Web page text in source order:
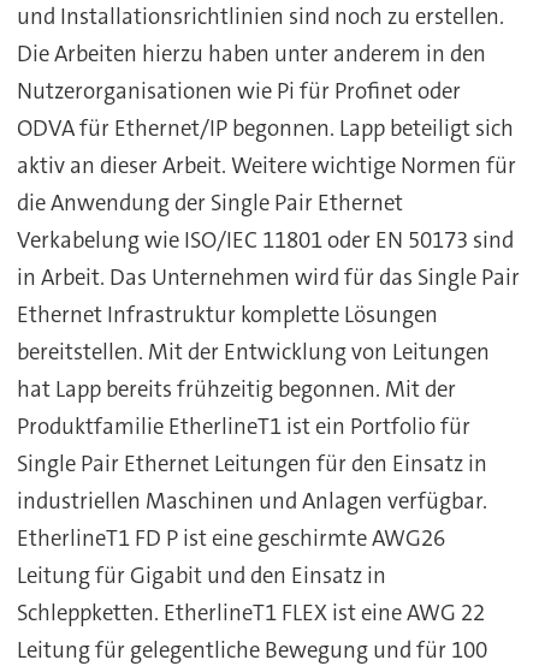
und Installationsrichtlinien sind noch zu erstellen.
Die Arbeiten hierzu haben unter anderem in den
Nutzerorganisationen wie Pi für Profinet oder
ODVA für Ethernet/IP begonnen. Lapp beteiligt sich
aktiv an dieser Arbeit. Weitere wichtige Normen für
die Anwendung der Single Pair Ethernet
Verkabelung wie ISO/IEC 11801 oder EN 50173 sind
in Arbeit. Das Unternehmen wird für das Single Pair
Ethernet Infrastruktur komplette Lösungen
bereitstellen. Mit der Entwicklung von Leitungen
hat Lapp bereits frühzeitig begonnen. Mit der
Produktfamilie EtherlineT1 ist ein Portfolio für
Single Pair Ethernet Leitungen für den Einsatz in
industriellen Maschinen und Anlagen verfügbar.
EtherlineT1 FD P ist eine geschirmte AWG26
Leitung für Gigabit und den Einsatz in
Schleppketten. EtherlineT1 FLEX ist eine AWG 22
Leitung für gelegentliche Bewegung und für 100